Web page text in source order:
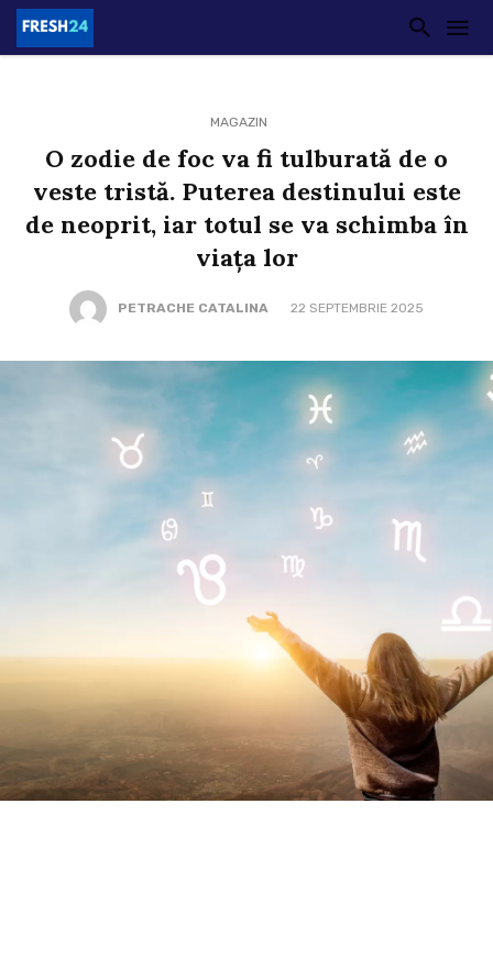
MAGAZIN
O zodie de foc va fi tulburată de o
veste tristă. Puterea destinului este
de neoprit, iar totul se va schimba în
viața lor
PETRACHE CATALINA 22 SEPTEMBRIE 2025